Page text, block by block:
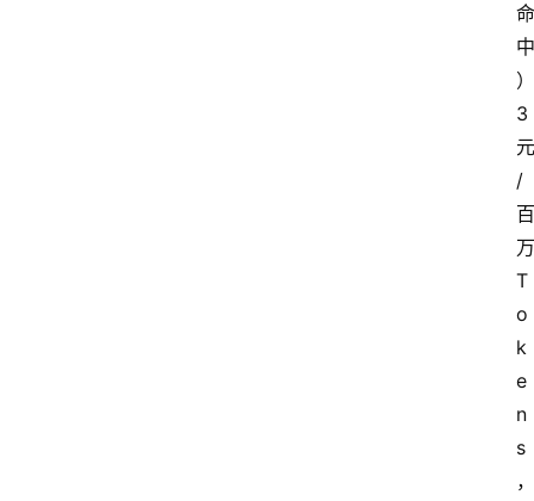
命
中
）
3
元
/
百
万
T
o
k
e
n
s
，